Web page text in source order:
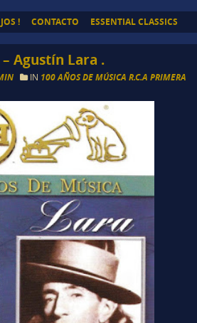
! CONTACTO ESSENTIAL CLASSICS
– Agustín Lara .
IN 100 AÑOS DE MÚSICA R.C.A PRIMERA